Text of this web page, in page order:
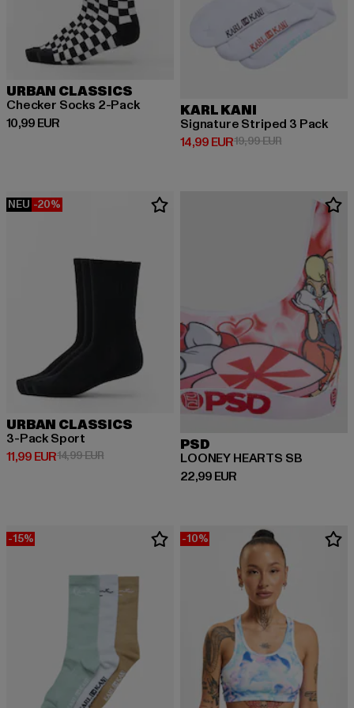
URBAN CLASSICS
Checker Socks 2-Pack
10,99 EUR
Derzeitiger Preis: 10,99 EUR
KARL KANI
Signature Striped 3 Pack
14,99 EUR
Derzeitiger Preis: 14,99 EUR
19,99 EURAktionspreis:
NEU -20%
URBAN CLASSICS
3-Pack Sport
11,99 EUR
Derzeitiger Preis: 11,99 EUR
14,99 EURAktionspreis: 14,99 EUR
PSD
LOONEY HEARTS SB
22,99 EUR
Derzeitiger Preis: 22,99 EUR
-15% -10%